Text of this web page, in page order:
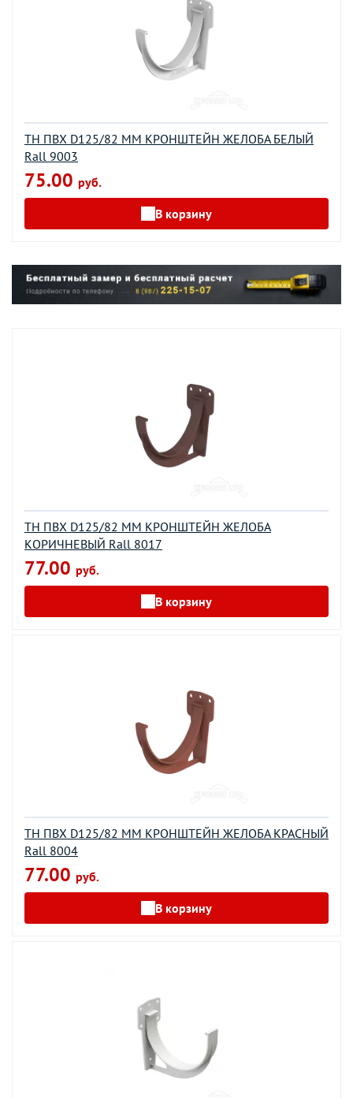
ТН ПВХ D125/82 ММ КРОНШТЕЙН ЖЕЛОБА БЕЛЫЙ
Rall 9003
75.00 руб.
В корзину
ТН ПВХ D125/82 ММ КРОНШТЕЙН ЖЕЛОБА
КОРИЧНЕВЫЙ Rall 8017
77.00 руб.
В корзину
ТН ПВХ D125/82 ММ КРОНШТЕЙН ЖЕЛОБА КРАСНЫЙ
Rall 8004
77.00 руб.
В корзину